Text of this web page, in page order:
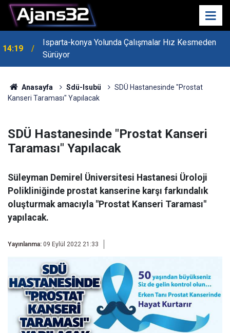
14:19
Isparta-konya Yolunda Çalışmalar Hız Kesmeden
Sürüyor
13:55
Isparta'nın Yatırım Dosyası Devletin Zirvesinde
Anasayfa Sdü-Isubü
SDÜ Hastanesinde "Prostat
Kanseri Taraması" Yapılacak
SDÜ Hastanesinde "Prostat Kanseri
Taraması" Yapılacak
Süleyman Demirel Üniversitesi Hastanesi Üroloji
Polikliniğinde prostat kanserine karşı farkındalık
oluşturmak amacıyla "Prostat Kanseri Taraması"
yapılacak.
Yayınlanma: 09 Eylül 2022 21:33